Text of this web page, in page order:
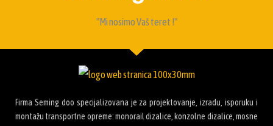
"Mi nosimo Vaš teret !"
Firma Seming doo specijalizovana je za projektovanje, izradu, isporuku i
montažu transportne opreme: monorail dizalice, konzolne dizalice, mosne